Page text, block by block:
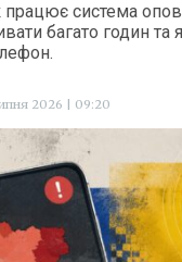
працює система
багато годин та
2026 | 09:20